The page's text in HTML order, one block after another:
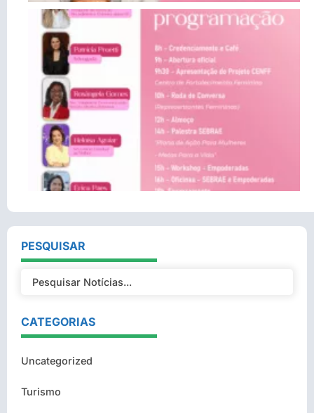
PESQUISAR
CATEGORIAS
Uncategorized
Turismo